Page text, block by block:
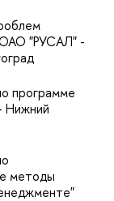
ОАО "РУСАЛ" -
программе
методы